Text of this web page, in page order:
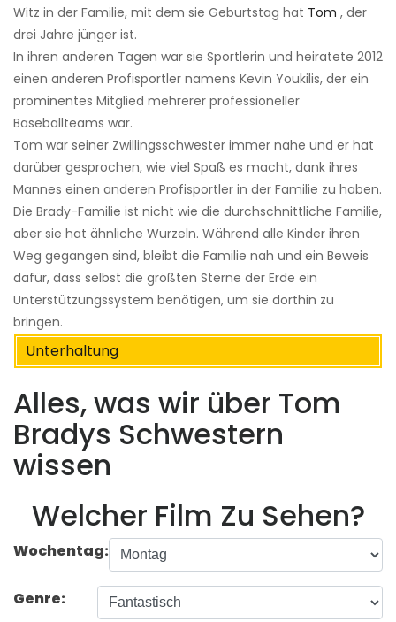
Witz in der Familie, mit dem sie Geburtstag hat Tom , der
drei Jahre jünger ist.
In ihren anderen Tagen war sie Sportlerin und heiratete 2012
einen anderen Profisportler namens Kevin Youkilis, der ein
prominentes Mitglied mehrerer professioneller
Baseballteams war.
Tom war seiner Zwillingsschwester immer nahe und er hat
darüber gesprochen, wie viel Spaß es macht, dank ihres
Mannes einen anderen Profisportler in der Familie zu haben.
Die Brady-Familie ist nicht wie die durchschnittliche Familie,
aber sie hat ähnliche Wurzeln. Während alle Kinder ihren
Weg gegangen sind, bleibt die Familie nah und ein Beweis
dafür, dass selbst die größten Sterne der Erde ein
Unterstützungssystem benötigen, um sie dorthin zu
bringen.
Unterhaltung
Alles, was wir über Tom
Bradys Schwestern
wissen
Welcher Film Zu Sehen?
Wochentag:
Genre: